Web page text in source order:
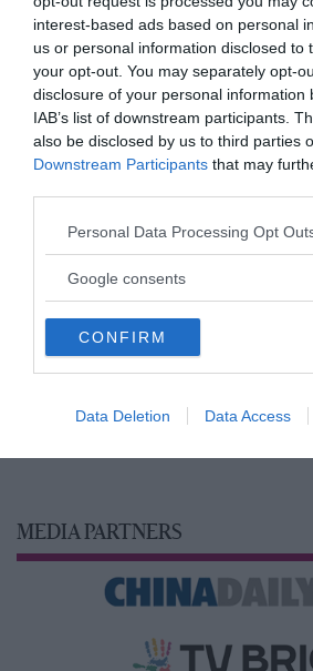
interest-based ads based on personal
us or personal information disclosed to
your opt-out. You may separately opt-
disclosure of your personal information
IAB’s list of downstream participants.
also be disclosed by us to third parties
Downstream Participants that may
Please note that this website/app uses
not limited to your visit or usage
use your data for below specified
consent section.
Personal Data Processing Opt
Google consents
CONFIRM
Data Deletion Data Access
MEDIA PARTNERS